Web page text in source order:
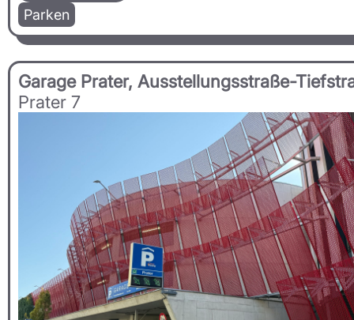
Parken
Garage Prater, Ausstellungsstraße-
Prater 7